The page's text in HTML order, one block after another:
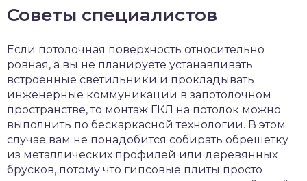
Советы специалистов
Если потолочная поверхность относительно
ровная, а вы не планируете устанавливать
встроенные светильники и прокладывать
инженерные коммуникации в запотолочном
пространстве, то монтаж ГКЛ на потолок можно
выполнить по бескаркасной технологии. В этом
случае вам не понадобится собирать обрешетку
из металлических профилей или деревянных
брусков, потому что гипсовые плиты просто